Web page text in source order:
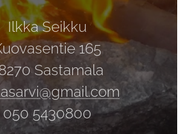
Ilkka Seikku
165
Sastamala
050 5430800